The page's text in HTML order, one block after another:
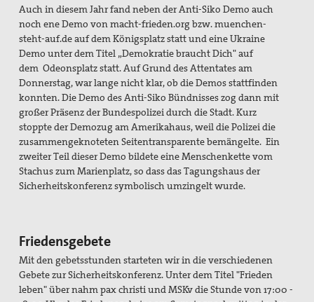
Auch in diesem Jahr fand neben der Anti-Siko Demo auch
noch ene Demo von macht-frieden.org bzw. muenchen-
steht-auf.de auf dem Königsplatz statt und eine Ukraine
Demo unter dem Titel „Demokratie braucht Dich" auf
dem Odeonsplatz statt. Auf Grund des Attentates am
Donnerstag, war lange nicht klar, ob die Demos stattfinden
konnten. Die Demo des Anti-Siko Bündnisses zog dann mit
großer Präsenz der Bundespolizei durch die Stadt. Kurz
stoppte der Demozug am Amerikahaus, weil die Polizei die
zusammengeknoteten Seitentransparente bemängelte. Ein
zweiter Teil dieser Demo bildete eine Menschenkette vom
Stachus zum Marienplatz, so dass das Tagungshaus der
Sicherheitskonferenz symbolisch umzingelt wurde.
Friedensgebete
Mit den gebetsstunden starteten wir in die verschiedenen
Gebete zur Sicherheitskonferenz. Unter dem Titel "Frieden
leben" über nahm pax christi und MSKv die Stunde von 17:00 -